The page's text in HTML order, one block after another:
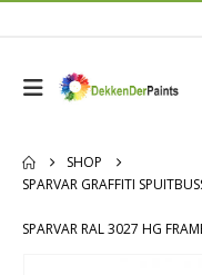
SHOP
SPARVAR GRAFFITI
SPARVAR RAL 3027 HG